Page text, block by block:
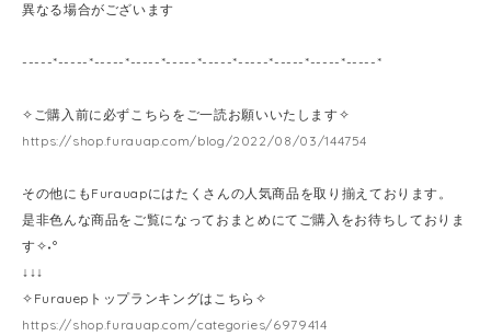
異なる場合がございます
-----*-----*-----*-----*-----*-----*-----*-----*-----*-----*
✧ご購入前に必ずこちらをご一読お願いいたします✧
https://shop.furauap.com/blog/2022/08/03/144754
その他にもFurauapにはたくさんの人気商品を取り揃えております。
是非色んな商品をご覧になっておまとめにてご購入をお待ちしておりま
す✧˖°
↓↓↓
✧Furauepトップランキングはこちら✧
https://shop.furauap.com/categories/6979414